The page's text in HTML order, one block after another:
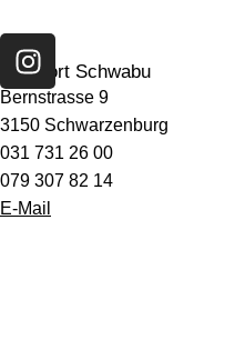
I
n
s
t
a
g
r
Standort Schwabu
Bernstrasse 9
3150 Schwarzenburg
031 731 26 00
079 307 82 14
E-Mail